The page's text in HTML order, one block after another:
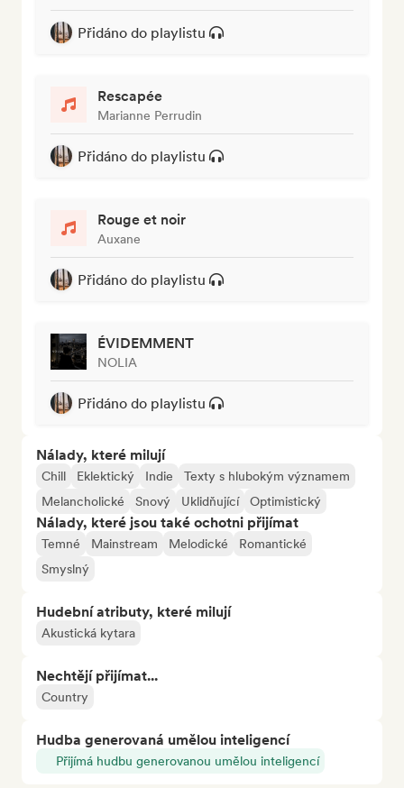
Přidáno do playlistu
Rescapée
Marianne Perrudin
Přidáno do playlistu
Rouge et noir
Auxane
Přidáno do playlistu
ÉVIDEMMENT
NOLIA
Přidáno do playlistu
Nálady, které milují
Chill Eklektický Indie
Texty s hlubokým významem
Melancholické
Snový Uklidňující Optimistický
Nálady, které jsou také ochotni přijímat
Temné Mainstream Melodické
Romantické
Smyslný
Hudební atributy, které milují
Akustická kytara
Nechtějí přijímat...
Country
Hudba generovaná umělou inteligencí
Přijímá hudbu generovanou umělou inteligencí